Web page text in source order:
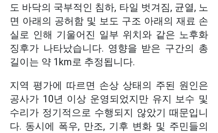
도 바닥의 국부적인 침하, 타일 벗겨짐, 균열, 노
면 아래의 공허함 및 보도 구조 아래의 재료 손
실로 인해 기울어진 일부 위치와 같은 노후화
징후가 나타났습니다. 영향을 받은 구간의 총
길이는 약 1km로 추정됩니다.
지역 평가에 따르면 손상 상태의 주된 원인은
공사가 10년 이상 운영되었지만 유지 보수 및
수리가 정기적으로 수행되지 않았기 때문입니
다. 동시에 폭우, 만조, 기후 변화 및 주민들의